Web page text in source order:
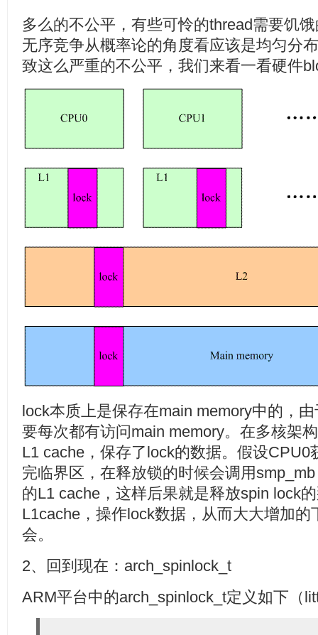
多么的不公平，有些可怜的thread需要饥
无序竞争从概率论的角度看应该是均匀分
致这么严重的不公平，我们来看一看硬件
lock本质上是保存在main memory中的，
要每次都有访问main memory。在多核架
L1 cache，保存了lock的数据。假设CPU0
完临界区，在释放锁的时候会调用
的L1 cache，这样后果就是释放spin lock
L1cache，操作lock数据，从而大大增加
会。
2、回到现在：arch_spinlock_t
ARM平台中的arch_spinlock_t定义如下（